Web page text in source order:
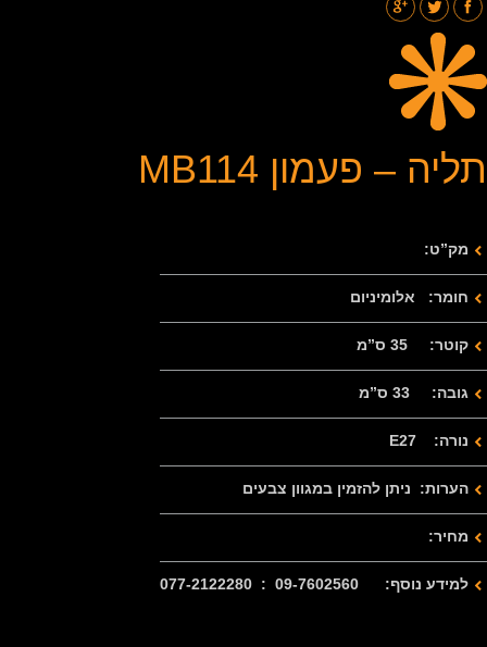
תליה – פעמון MB114
מק”ט:
חומר: אלומיניום
קוטר: 35 ס”מ
גובה: 33 ס”מ
נורה: E27
הערות: ניתן להזמין במגוון צבעים
מחיר:
למידע נוסף: 09-7602560 : 077-2122280